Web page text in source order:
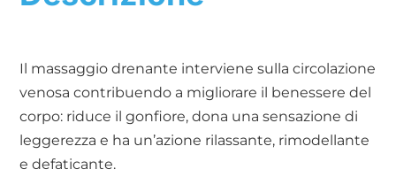
Il massaggio drenante interviene sulla circolazione
venosa contribuendo a migliorare il benessere del
corpo: riduce il gonfiore, dona una sensazione di
leggerezza e ha un’azione rilassante, rimodellante
e defaticante.